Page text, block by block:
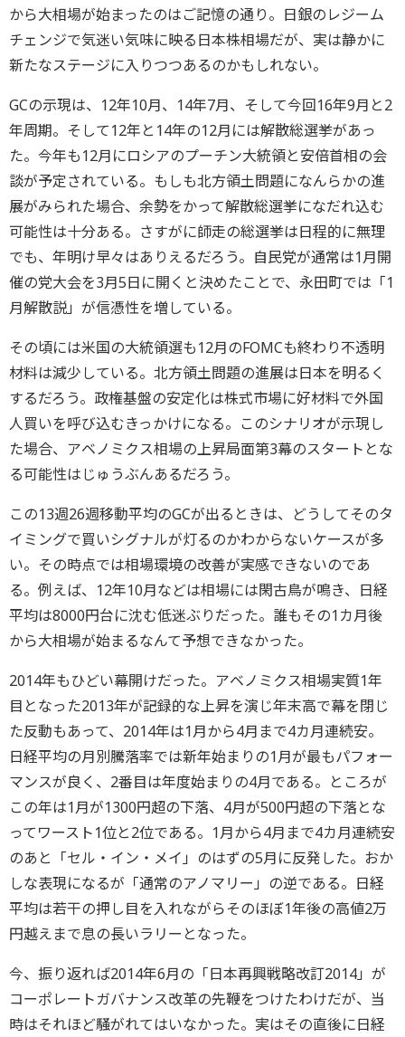
から大相場が始まったのはご記憶の通り。日銀のレジーム
チェンジで気迷い気味に映る日本株相場だが、実は静かに
新たなステージに入りつつあるのかもしれない。
GCの示現は、12年10月、14年7月、そして今回16年9月と2
年周期。そして12年と14年の12月には解散総選挙があっ
た。今年も12月にロシアのプーチン大統領と安倍首相の会
談が予定されている。もしも北方領土問題になんらかの進
展がみられた場合、余勢をかって解散総選挙になだれ込む
可能性は十分ある。さすがに師走の総選挙は日程的に無理
でも、年明け早々はありえるだろう。自民党が通常は1月開
催の党大会を3月5日に開くと決めたことで、永田町では「1
月解散説」が信憑性を増している。
その頃には米国の大統領選も12月のFOMCも終わり不透明
材料は減少している。北方領土問題の進展は日本を明るく
するだろう。政権基盤の安定化は株式市場に好材料で外国
人買いを呼び込むきっかけになる。このシナリオが示現し
た場合、アベノミクス相場の上昇局面第3幕のスタートとな
る可能性はじゅうぶんあるだろう。
この13週26週移動平均のGCが出るときは、どうしてそのタ
イミングで買いシグナルが灯るのかわからないケースが多
い。その時点では相場環境の改善が実感できないのであ
る。例えば、12年10月などは相場には閑古鳥が鳴き、日経
平均は8000円台に沈む低迷ぶりだった。誰もその1カ月後
から大相場が始まるなんて予想できなかった。
2014年もひどい幕開けだった。アベノミクス相場実質1年
目となった2013年が記録的な上昇を演じ年末高で幕を閉じ
た反動もあって、2014年は1月から4月まで4カ月連続安。
日経平均の月別騰落率では新年始まりの1月が最もパフォー
マンスが良く、2番目は年度始まりの4月である。ところが
この年は1月が1300円超の下落、4月が500円超の下落とな
ってワースト1位と2位である。1月から4月まで4カ月連続安
のあと「セル・イン・メイ」のはずの5月に反発した。おか
しな表現になるが「通常のアノマリー」の逆である。日経
平均は若干の押し目を入れながらそのほぼ1年後の高値2万
円越えまで息の長いラリーとなった。
今、振り返れば2014年6月の「日本再興戦略改訂2014」が
コーポレートガバナンス改革の先鞭をつけたわけだが、当
時はそれほど騒がれてはいなかった。実はその直後に日経